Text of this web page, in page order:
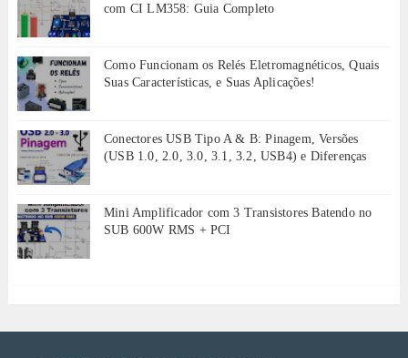
com CI LM358: Guia Completo
Como Funcionam os Relés Eletromagnéticos, Quais
Suas Características, e Suas Aplicações!
Conectores USB Tipo A & B: Pinagem, Versões
(USB 1.0, 2.0, 3.0, 3.1, 3.2, USB4) e Diferenças
Mini Amplificador com 3 Transistores Batendo no
SUB 600W RMS + PCI